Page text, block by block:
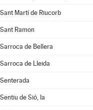
Sant Martí de Riucorb
Sant Ramon
Sarroca de Bellera
Sarroca de Lleida
Senterada
Sentiu de Sió, la